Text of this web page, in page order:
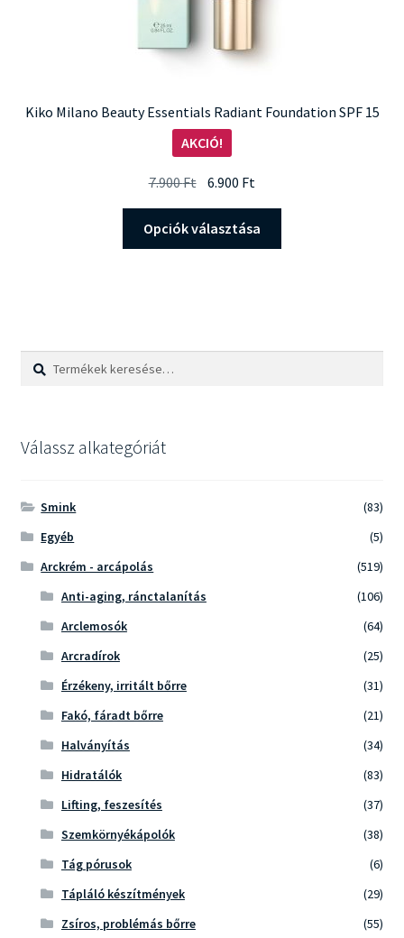
Kiko Milano Beauty Essentials Radiant Foundation SPF 15
AKCIÓ!
7.900Ft Original
was:
7.900 Ft.
6.900 Ft
is:
6.900 Ft.
Opciók választása
A
Keresés
Keresés
Válassz alkategóriát
Smink
(83)
Egyéb
(5)
Arckrém - arcápolás
(519)
Anti-aging, ránctalanítás
(106)
Arclemosók
(64)
Arcradírok
(25)
Érzékeny, irritált bőrre
(31)
Fakó, fáradt bőrre
(21)
Halványítás
(34)
Hidratálók
(83)
Lifting, feszesítés
(37)
Szemkörnyékápolók
(38)
Tág pórusok
(6)
Tápláló készítmények
(29)
Zsíros, problémás bőrre
(55)